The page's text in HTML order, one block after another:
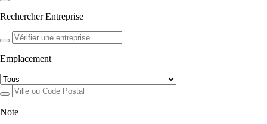
Rechercher Entreprise
Emplacement
Note